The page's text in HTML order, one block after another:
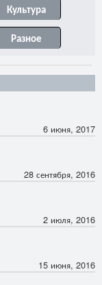
Культура
Разное
6 июня, 2017
28 сентября, 2016
2 июля, 2016
15 июня, 2016